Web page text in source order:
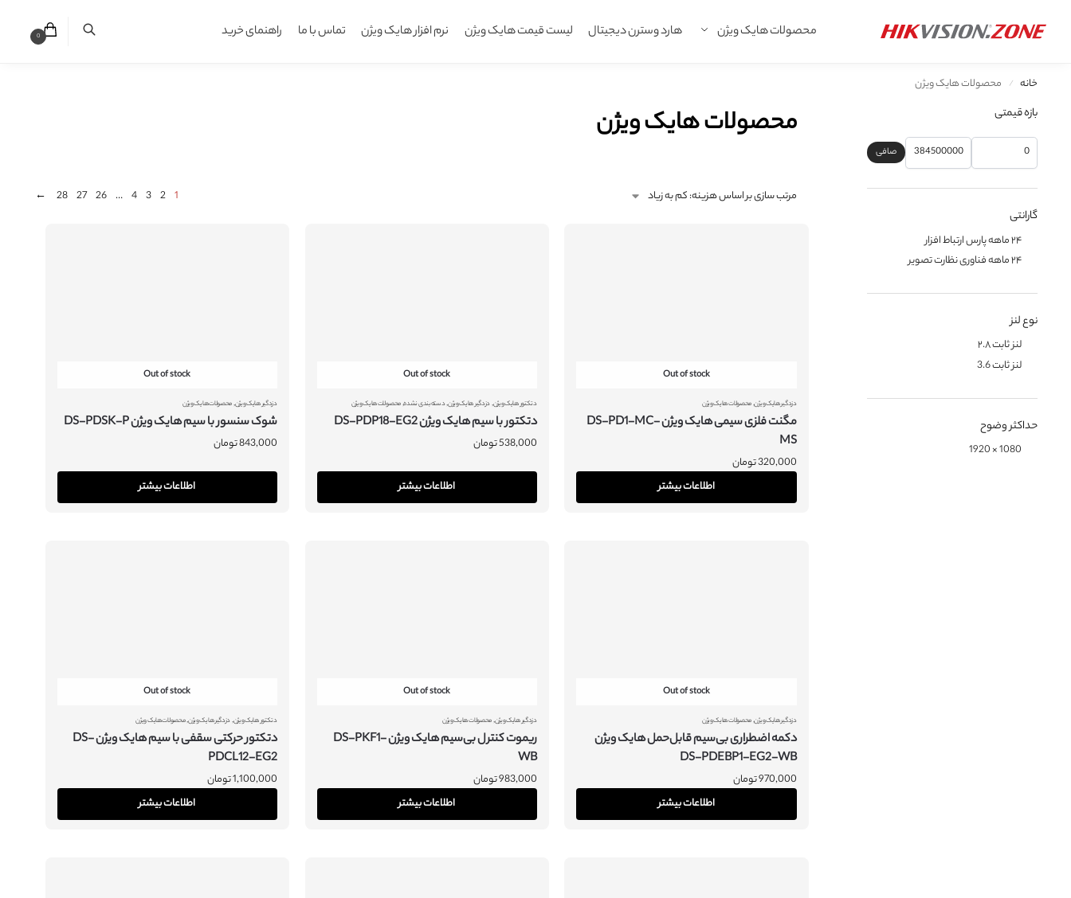
محصولات هایک ویژن هارد وسترن دیجیتال لیست قیمت هایک ویژن نرم افزار هایک ویژن تماس با ما راهنمای خرید محصولات جدید
0
خانه / محصولات هایک ویژن
محصولات هایک ویژن
1
2
3
4
…
26
27
28
←
Out of stock
دزدگیر هایک ویژن,محصولات هایک ویژن
مگنت فلزی سیمی هایک ویژن DS-PD1-MC-
MS
320,000تومان
اطلاعات بیشتر
Out of stock
دتکتور هایک ویژن,دزدگیر هایک ویژن,دسته‌بندی نشده,محصولات هایک ویژن
دتکتور با سیم هایک ویژن DS-PDP18-EG2
538,000تومان
اطلاعات بیشتر
Out of stock
دزدگیر هایک ویژن,محصولات هایک ویژن
شوک سنسور با سیم هایک ویژن DS-PDSK-P
843,000تومان
اطلاعات بیشتر
Out of stock
دزدگیر هایک ویژن,محصولات هایک ویژن
دکمه اضطراری بی‌سیم قابل‌حمل هایک ویژن
DS-PDEBP1-EG2-WB
970,000تومان
اطلاعات بیشتر
Out of stock
دزدگیر هایک ویژن,محصولات هایک ویژن
ریموت کنترل بی‌سیم هایک ویژن DS-PKF1-
WB
983,000تومان
اطلاعات بیشتر
Out of stock
دتکتور هایک ویژن,دزدگیر هایک ویژن,محصولات هایک ویژن
دتکتور حرکتی سقفی با سیم هایک ویژن DS-
PDCL12-EG2
1,100,000تومان
اطلاعات بیشتر
بازه قیمتی
صافی
گارانتی
۲۴ ماهه پارس ارتباط افزار
۲۴ ماهه فناوری نظارت تصویر
نوع لنز
لنز ثابت ۲.۸
لنز ثابت 3.6
حداکثر وضوح
1080 × 1920